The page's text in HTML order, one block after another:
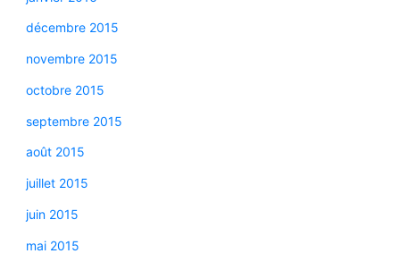
décembre 2015
novembre 2015
octobre 2015
septembre 2015
août 2015
juillet 2015
juin 2015
mai 2015